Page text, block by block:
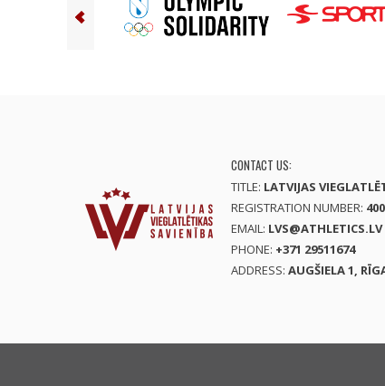
CONTACT US:
TITLE: LATVIJAS
REGISTRATION NUMBER:
EMAIL: LVS@ATHLETICS.LV
PHONE: +371 29511674
ADDRESS: AUGŠIELA 1,